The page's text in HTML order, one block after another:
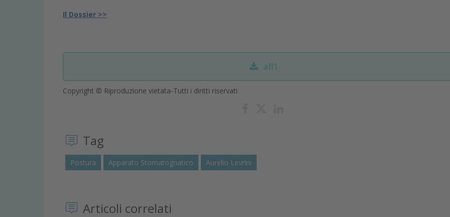
Il Dossier >>
all1
Copyright © Riproduzione vietata-Tutti i diritti riservati
Tag
Postura Apparato Stomatognatico Aurelio Levrini
Articoli correlati